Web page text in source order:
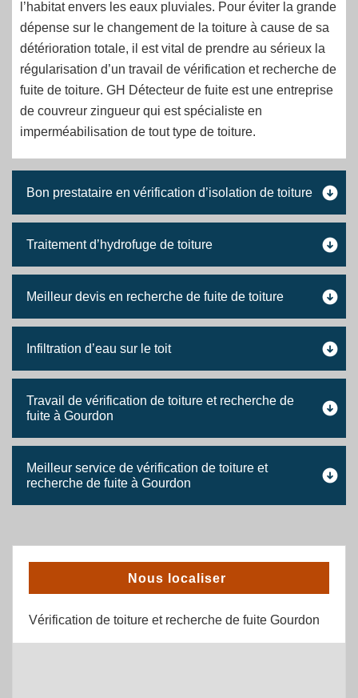
l’habitat envers les eaux pluviales. Pour éviter la grande
dépense sur le changement de la toiture à cause de sa
détérioration totale, il est vital de prendre au sérieux la
régularisation d’un travail de vérification et recherche de
fuite de toiture. GH Détecteur de fuite est une entreprise
de couvreur zingueur qui est spécialiste en
imperméabilisation de tout type de toiture.
Bon prestataire en vérification d’isolation de toiture
Traitement d’hydrofuge de toiture
Meilleur devis en recherche de fuite de toiture
Infiltration d’eau sur le toit
Travail de vérification de toiture et recherche de
fuite à Gourdon
Meilleur service de vérification de toiture et
recherche de fuite à Gourdon
Nous localiser
Vérification de toiture et recherche de fuite Gourdon